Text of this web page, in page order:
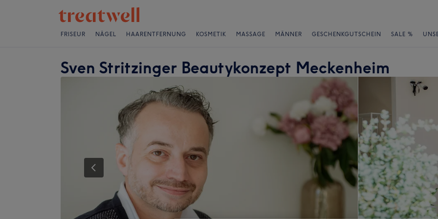
FRISEUR NÄGEL HAARENTFERNUNG KOSMETIK MASSAGE MÄNNER GESCHENKGUTSCHEIN SALE %
Sven Stritzinger Beautykonzept Meckenheim